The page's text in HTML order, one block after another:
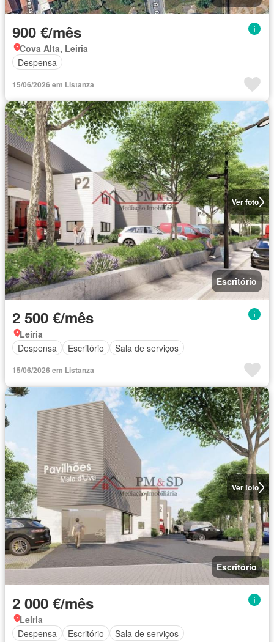
900 €/mês
Cova Alta, Leiria
Despensa
15/06/2026 em Listanza
Ver foto
Escritório
2 500 €/mês
Leiria
Despensa
Escritório Sala de serviços
15/06/2026 em Listanza
Ver foto
Escritório
2 000 €/mês
Leiria
Despensa
Escritório Sala de serviços